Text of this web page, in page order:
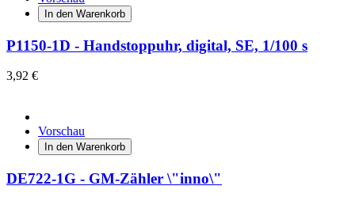
In den Warenkorb
P1150-1D - Handstoppuhr, digital, SE, 1/100 s
3,92 €
Vorschau
In den Warenkorb
DE722-1G - GM-Zähler \"inno\"